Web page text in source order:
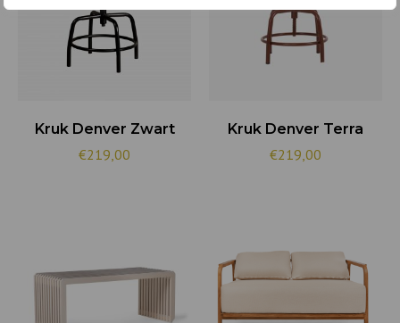
Kruk Denver Zwart
€219,00
Kruk Denver Terra
€219,00